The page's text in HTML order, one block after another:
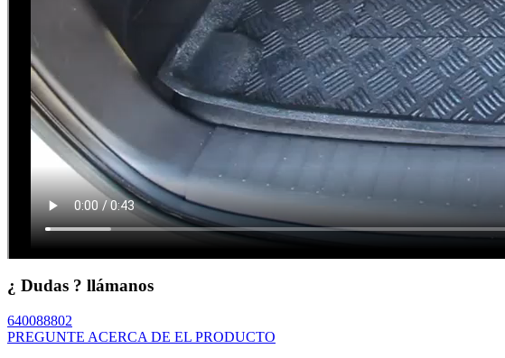
¿ Dudas ? llámanos
640088802
PREGUNTE ACERCA DE EL PRODUCTO